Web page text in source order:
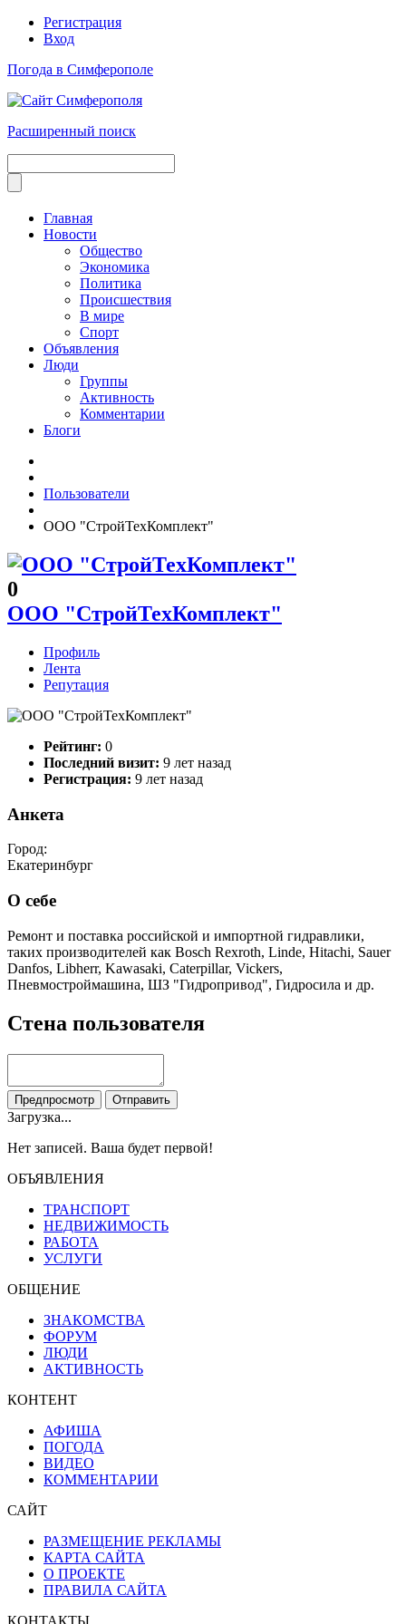
Регистрация
Вход
Погода в Симферополе
Расширенный поиск
Главная
Новости
Общество
Экономика
Политика
Происшествия
В мире
Спорт
Объявления
Люди
Группы
Активность
Комментарии
Блоги
Пользователи
ООО "СтройТехКомплект"
0
ООО "СтройТехКомплект"
Профиль
Лента
Репутация
Рейтинг: 0
Последний визит: 9 лет назад
Регистрация: 9 лет назад
Анкета
Город:
Екатеринбург
О себе
Ремонт и поставка российской и импортной гидравлики,
таких производителей как Bosch Rexroth, Linde, Hitachi, Sauer
Danfos, Libherr, Kawasaki, Caterpillar, Vickers,
Пневмостроймашина, ШЗ "Гидропривод", Гидросила и др.
Стена пользователя
Загрузка...
Нет записей. Ваша будет первой!
ОБЪЯВЛЕНИЯ
ТРАНСПОРТ
НЕДВИЖИМОСТЬ
РАБОТА
УСЛУГИ
ОБЩЕНИЕ
ЗНАКОМСТВА
ФОРУМ
ЛЮДИ
АКТИВНОСТЬ
КОНТЕНТ
АФИША
ПОГОДА
ВИДЕО
КОММЕНТАРИИ
САЙТ
РАЗМЕЩЕНИЕ РЕКЛАМЫ
КАРТА САЙТА
О ПРОЕКТЕ
ПРАВИЛА САЙТА
КОНТАКТЫ